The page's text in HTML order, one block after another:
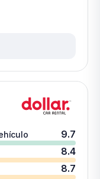
9.7
8.4
8.7